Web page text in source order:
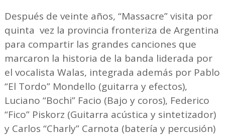
Después de veinte años, “Massacre” visita por
quinta vez la provincia fronteriza de Argentina
para compartir las grandes canciones que
marcaron la historia de la banda liderada por
el vocalista Walas, integrada además por Pablo
“El Tordo” Mondello (guitarra y efectos),
Luciano “Bochi” Facio (Bajo y coros), Federico
“Fico” Piskorz (Guitarra acústica y sintetizador)
y Carlos “Charly” Carnota (batería y percusión)